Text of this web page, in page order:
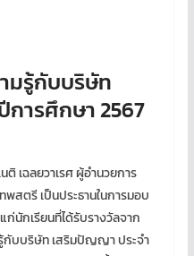
มรู้กับบริษัท
ารศึกษา 2567
ติ เฉลยวาเรศ ผู้อำนวยการ
พสตรี เป็นประธานในการมอบ
ก่นักเรียนที่ได้รับรางวัลจาก
กับบริษัท เสริมปัญญา ประจำ